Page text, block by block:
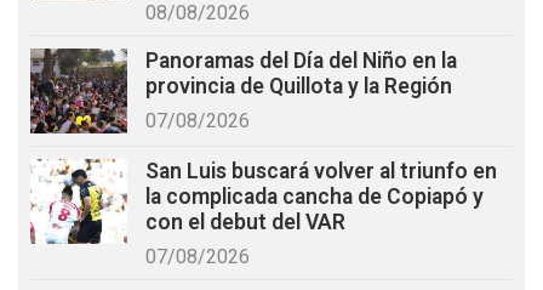
08/08/2026
Panoramas del Día del Niño en la
provincia de Quillota y la Región
07/08/2026
San Luis buscará volver al triunfo en
la complicada cancha de Copiapó y
con el debut del VAR
07/08/2026